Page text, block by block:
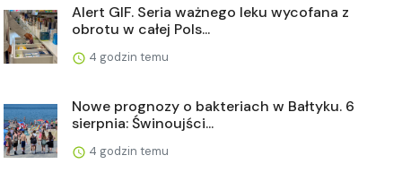
Alert GIF. Seria ważnego leku wycofana z
obrotu w całej Pols...
4 godzin temu
Nowe prognozy o bakteriach w Bałtyku. 6
sierpnia: Świnoujści...
4 godzin temu